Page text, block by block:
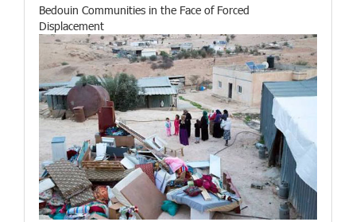
Bedouin Communities in the Face of Forced
Displacement